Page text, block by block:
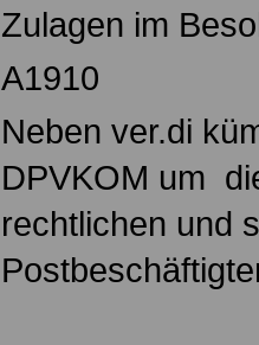
Zulagen im
A1910
Neben ver.di
DPVKOM um
rechtlichen und